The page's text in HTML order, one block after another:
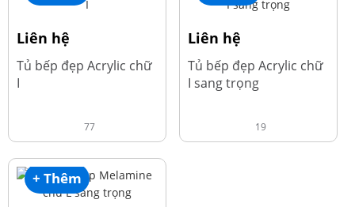
Liên hệ
Tủ bếp đẹp Acrylic chữ
I
77
Liên hệ
Tủ bếp đẹp Acrylic chữ
I sang trọng
19
+ Thêm